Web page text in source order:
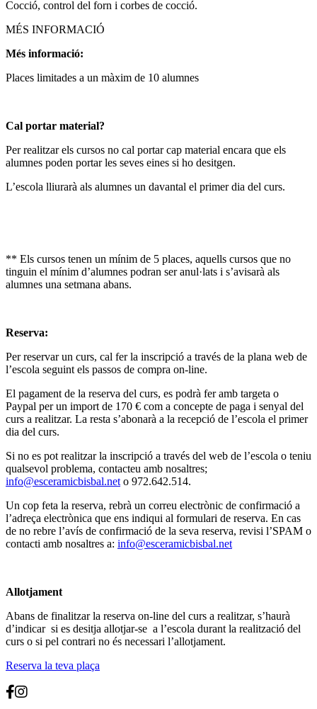
Cocció, control del forn i corbes de cocció.
MÉS INFORMACIÓ
Més informació:
Places limitades a un màxim de 10 alumnes
Cal portar material?
Per realitzar els cursos no cal portar cap material encara que els
alumnes poden portar les seves eines si ho desitgen.
L’escola lliurarà als alumnes un davantal el primer dia del curs.
** Els cursos tenen un mínim de 5 places, aquells cursos que no
tinguin el mínim d’alumnes podran ser anul·lats i s’avisarà als
alumnes una setmana abans.
Reserva:
Per reservar un curs, cal fer la inscripció a través de la plana web de
l’escola seguint els passos de compra on-line.
El pagament de la reserva del curs, es podrà fer amb targeta o
Paypal per un import de 170 € com a concepte de paga i senyal del
curs a realitzar. La resta s’abonarà a la recepció de l’escola el primer
dia del curs.
Si no es pot realitzar la inscripció a través del web de l’escola o teniu
qualsevol problema, contacteu amb nosaltres;
info@esceramicbisbal.net o 972.642.514.
Un cop feta la reserva, rebrà un correu electrònic de confirmació a
l’adreça electrònica que ens indiqui al formulari de reserva. En cas
de no rebre l’avís de confirmació de la seva reserva, revisi l’SPAM o
contacti amb nosaltres a: info@esceramicbisbal.net
Allotjament
Abans de finalitzar la reserva on-line del curs a realitzar, s’haurà
d’indicar si es desitja allotjar-se a l’escola durant la realització del
curs o si pel contrari no és necessari l’allotjament.
Reserva la teva plaça